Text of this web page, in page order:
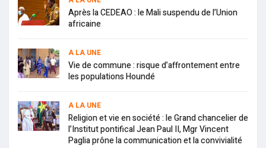
Après la CEDEAO : le Mali suspendu de l’Union
africaine
A LA UNE
Vie de commune : risque d’affrontement entre
les populations Houndé
A LA UNE
Religion et vie en société : le Grand chancelier de
l’Institut pontifical Jean Paul II, Mgr Vincent
Paglia prône la communication et la convivialité